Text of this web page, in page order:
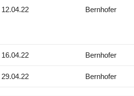
12.04.22 Bernhofer
16.04.22 Bernhofer
29.04.22 Bernhofer